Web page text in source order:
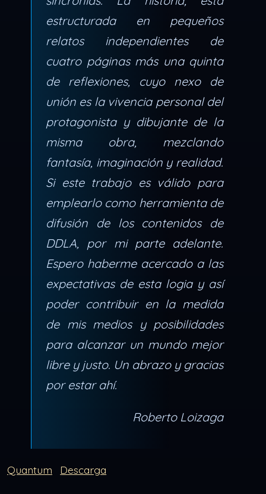
estructurada en pequeños
relatos independientes de
cuatro páginas más una quinta
de reflexiones, cuyo nexo de
unión es la vivencia personal del
protagonista y dibujante de la
misma obra, mezclando
fantasía, imaginación y realidad.
Si este trabajo es válido para
emplearlo como herramienta de
difusión de los contenidos de
DDLA, por mi parte adelante.
Espero haberme acercado a las
expectativas de esta logia y así
poder contribuir en la medida
de mis medios y posibilidades
para alcanzar un mundo mejor
libre y justo. Un abrazo y gracias
por estar ahí.
Roberto Loizaga
Quantum Descarga